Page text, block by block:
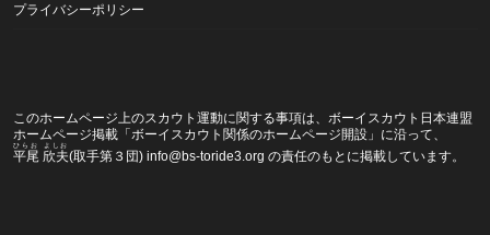
プライバシーポリシー
このホームページ上のスカウト運動に関する事項は、ボーイスカウト日本連盟
ホームページ掲載「ボーイスカウト関係のホームページ開設」 に沿って、
平尾 欣夫
ひらお よしお
(取手第３団) info@bs-toride3.org の責任のもとに掲載しています。